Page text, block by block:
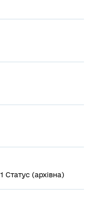
(архівна)